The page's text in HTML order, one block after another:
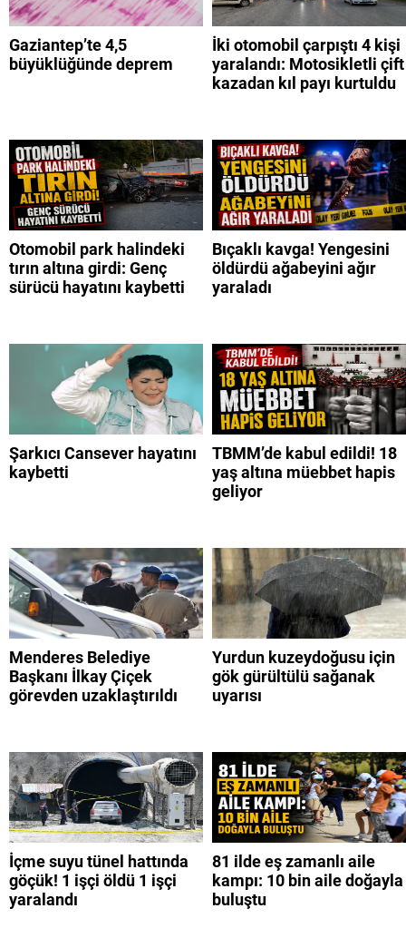
Gaziantep’te 4,5
büyüklüğünde deprem
İki otomobil çarpıştı 4 kişi
yaralandı: Motosikletli çift
kazadan kıl payı kurtuldu
Otomobil park halindeki
tırın altına girdi: Genç
sürücü hayatını kaybetti
Bıçaklı kavga! Yengesini
öldürdü ağabeyini ağır
yaraladı
Şarkıcı Cansever hayatını
kaybetti
TBMM’de kabul edildi! 18
yaş altına müebbet hapis
geliyor
Menderes Belediye
Başkanı İlkay Çiçek
görevden uzaklaştırıldı
Yurdun kuzeydoğusu için
gök gürültülü sağanak
uyarısı
İçme suyu tünel hattında
göçük! 1 işçi öldü 1 işçi
yaralandı
81 ilde eş zamanlı aile
kampı: 10 bin aile doğayla
buluştu